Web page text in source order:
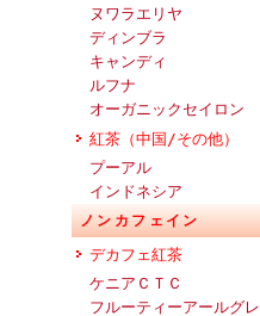
ヌワラエリヤ
ディンブラ
キャンディ
ルフナ
オーガニックセイロン
紅茶（中国/その他）
プーアル
インドネシア
ノンカフェイン
デカフェ紅茶
ケニアＣＴＣ
フルーティーアールグレ